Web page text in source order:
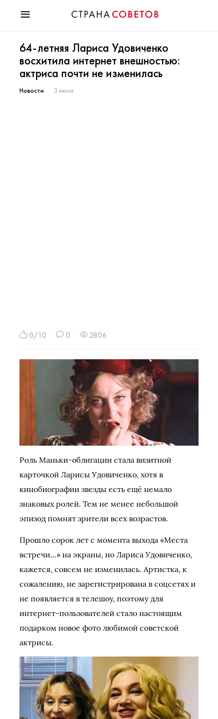
Мода
Звезды
Гороскопы
Здоровье
64-летняя Лариса Удовиченко
восхитила интернет внешностью:
актриса почти не изменилась
Новости 3 июня
0/10 0 2806
Роль Маньки-облигации стала визитной
карточкой Ларисы Удовиченко, хотя в
кинобиографии звезды есть ещё немало
знаковых ролей. Тем не менее небольшой
эпизод помнят зрители всех возрастов.
Прошло сорок лет с момента выхода «Места
встречи…» на экраны, но Лариса Удовиченко,
кажется, совсем не изменилась. Артистка, к
сожалению, не зарегистрирована в соцсетях и
не появляется в телешоу, поэтому для
интернет-пользователей стало настоящим
подарком новое фото любимой советской
актрисы.